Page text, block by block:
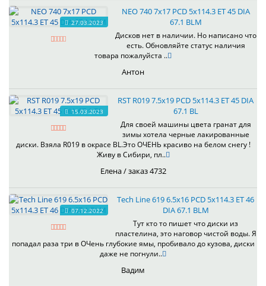
27.03.2023
NEO 740 7x17 PCD 5x114.3 ET 45 DIA
67.1 BLM
Дисков нет в наличии. Но написано что
есть. Обновляйте статус наличия
товара пожалуйста ..
Антон
15.03.2023
RST R019 7.5x19 PCD 5x114.3 ET 45 DIA
67.1 BL
Для своей машины цвета гранат для
зимы хотела черные лакированные
диски. Взяла R019 в окрасе BL.Это ОЧЕНЬ красиво на белом снегу !
Живу в Сибири, пл..
Елена / заказ 4732
07.12.2022
Tech Line 619 6.5x16 PCD 5x114.3 ET 46
DIA 67.1 BLM
Тут кто то пишет что диски из
пластелина, это наговор чистой воды. Я
попадал раза три в ОЧень глубокие ямы, пробивало до кузова, диски
даже не погнули..
Вадим